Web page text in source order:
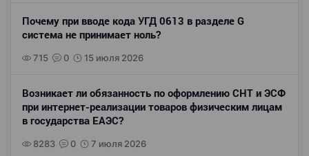
Почему при вводе кода УГД 0613 в разделе G
система не принимает ноль?
715 0 15 июля 2026
Возникает ли обязанность по оформлению СНТ и ЭСФ
при интернет-реализации товаров физическим лицам
в государства ЕАЭС?
8283 0 7 июля 2026